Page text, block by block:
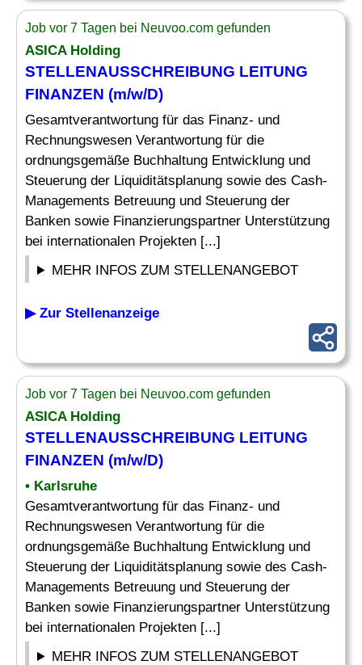
Job vor 7 Tagen bei Neuvoo.com gefunden
ASICA Holding
STELLENAUSSCHREIBUNG LEITUNG
FINANZEN (m/w/D)
Gesamtverantwortung für das Finanz- und
Rechnungswesen Verantwortung für die
ordnungsgemäße Buchhaltung Entwicklung und
Steuerung der Liquiditätsplanung sowie des Cash-
Managements Betreuung und Steuerung der
Banken sowie Finanzierungspartner Unterstützung
bei internationalen Projekten [...]
MEHR INFOS ZUM STELLENANGEBOT
▶ Zur Stellenanzeige
Job vor 7 Tagen bei Neuvoo.com gefunden
ASICA Holding
STELLENAUSSCHREIBUNG LEITUNG
FINANZEN (m/w/D)
• Karlsruhe
Gesamtverantwortung für das Finanz- und
Rechnungswesen Verantwortung für die
ordnungsgemäße Buchhaltung Entwicklung und
Steuerung der Liquiditätsplanung sowie des Cash-
Managements Betreuung und Steuerung der
Banken sowie Finanzierungspartner Unterstützung
bei internationalen Projekten [...]
MEHR INFOS ZUM STELLENANGEBOT